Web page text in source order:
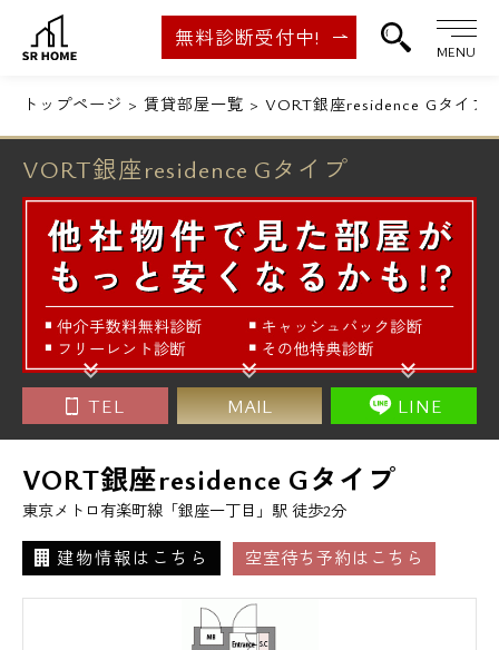
無料診断受付中!
MENU
トップページ 賃貸部屋一覧 VORT銀座residence Gタイプ
VORT銀座residence Gタイプ
TEL MAIL LINE
VORT銀座residence Gタイプ
東京メトロ有楽町線「銀座一丁目」駅 徒歩2分
建物情報はこちら 空室待ち予約はこちら